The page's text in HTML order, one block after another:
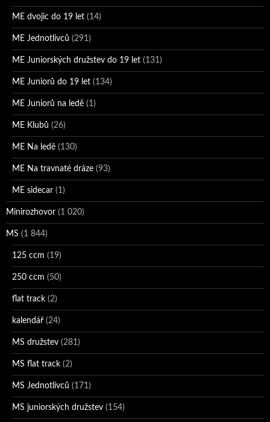
ME dvojic do 19 let (14)
ME Jednotlivců (291)
ME Juniorských družstev do 19 let (131)
ME Juniorů do 19 let (134)
ME Juniorů na ledě (1)
ME Klubů (26)
ME Na ledě (130)
ME Na travnaté dráze (93)
ME sidecar (1)
Minirozhovor (1 020)
MS (1 844)
125 ccm (19)
250 ccm (50)
flat track (2)
kalendář (24)
MS družstev (281)
MS flat track (2)
MS Jednotlivců (171)
MS juniorských družstev (154)